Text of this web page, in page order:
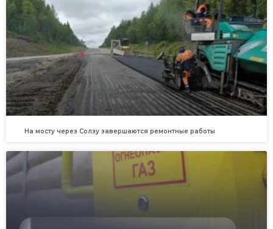
На мосту через Солзу завершаются ремонтные работы